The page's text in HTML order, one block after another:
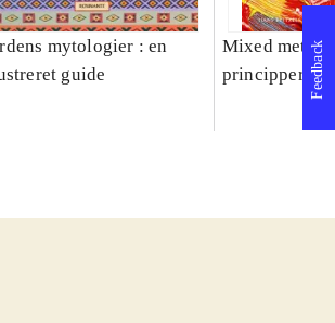
mytologier : en
guide
Mixed
principper og
Feedback